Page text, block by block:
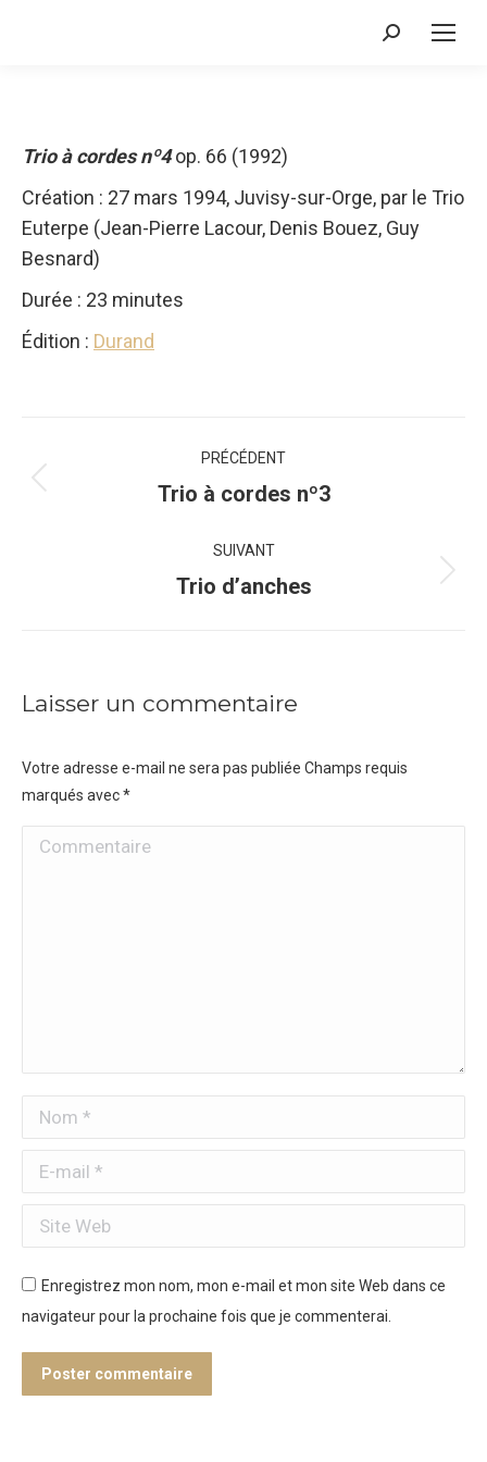
Recherche
Trio à cordes nº4op. 66 (1992)
Création : 27 mars 1994, Juvisy-sur-Orge, par le Trio
Euterpe (Jean-Pierre Lacour, Denis Bouez, Guy
Besnard)
Durée : 23 minutes
Édition : Durand
de
PRÉCÉDENT
Onglet
Trio à cordes nº3
SUIVANT
Projets
Trio d’anches
Laisser un commentaire
Votre adresse e-mail ne sera pas publiée Champs requis
marqués avec*
Commentaire
Nom *
E-mail *
Site Web
Enregistrez mon nom, mon e-mail et mon site Web dans ce
navigateur pour la prochaine fois que je commenterai.
Poster commentaire